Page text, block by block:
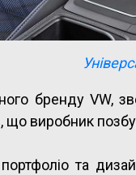
бренду VW,
що виробник
та